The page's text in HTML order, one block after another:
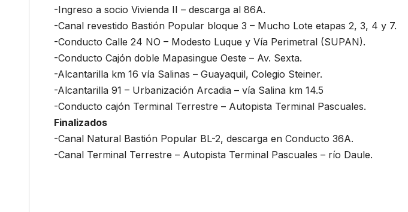
-Ingreso a socio Vivienda II – descarga al 86A.
-Canal revestido Bastión Popular bloque 3 – Mucho Lote etapas 2, 3, 4 y 7.
-Conducto Calle 24 NO – Modesto Luque y Vía Perimetral (SUPAN).
-Conducto Cajón doble Mapasingue Oeste – Av. Sexta.
-Alcantarilla km 16 vía Salinas – Guayaquil, Colegio Steiner.
-Alcantarilla 91 – Urbanización Arcadia – vía Salina km 14.5
-Conducto cajón Terminal Terrestre – Autopista Terminal Pascuales.
Finalizados
-Canal Natural Bastión Popular BL-2, descarga en Conducto 36A.
-Canal Terminal Terrestre – Autopista Terminal Pascuales – río Daule.